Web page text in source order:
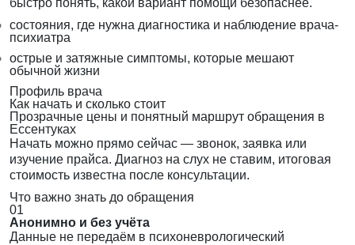
быстро понять, какой вариант помощи безопаснее.
состояния, где нужна диагностика и наблюдение врача-
психиатра
острые и затяжные симптомы, которые мешают
обычной жизни
Профиль врача
Как начать и сколько стоит
Прозрачные цены и понятный маршрут обращения в
Ессентуках
Начать можно прямо сейчас — звонок, заявка или
изучение прайса. Диагноз на слух не ставим, итоговая
стоимость известна после консультации.
Что важно знать до обращения
01
Анонимно и без учёта
Данные не передаём в психоневрологический